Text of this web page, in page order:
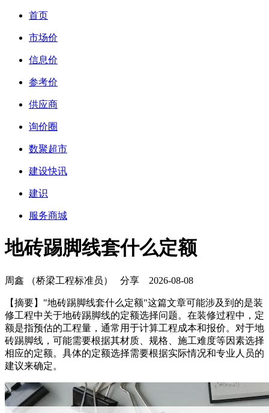
首页
市场价
信息价
参考价
供应商
询价圈
数聚超市
建设快讯
建识
服务商城
地砖踢脚线套什么定额
周鑫 （桥梁工程标准员） 分享 2026-08-08
【摘要】"地砖踢脚线套什么定额"这篇文章可能涉及到的是装
修工程中关于地砖踢脚线的定额选择问题。在装修过程中，定
额是指预估的工程量，通常用于计算工程成本和报价。对于地
砖踢脚线，可能需要根据其材质、规格、施工难度等因素选择
相应的定额。具体的定额选择需要根据实际情况和专业人员的
建议来确定。